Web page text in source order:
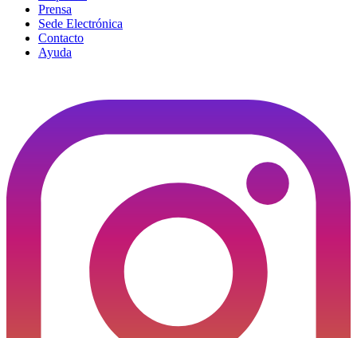
Prensa
Sede Electrónica
Contacto
Ayuda